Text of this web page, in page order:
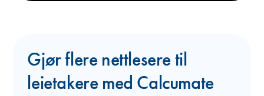
Gjør flere nettlesere til
leietakere med Calcumate